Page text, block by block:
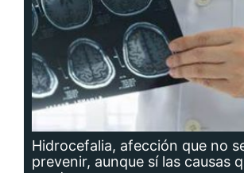
Hidrocefalia, afección que no
prevenir, aunque sí las causas